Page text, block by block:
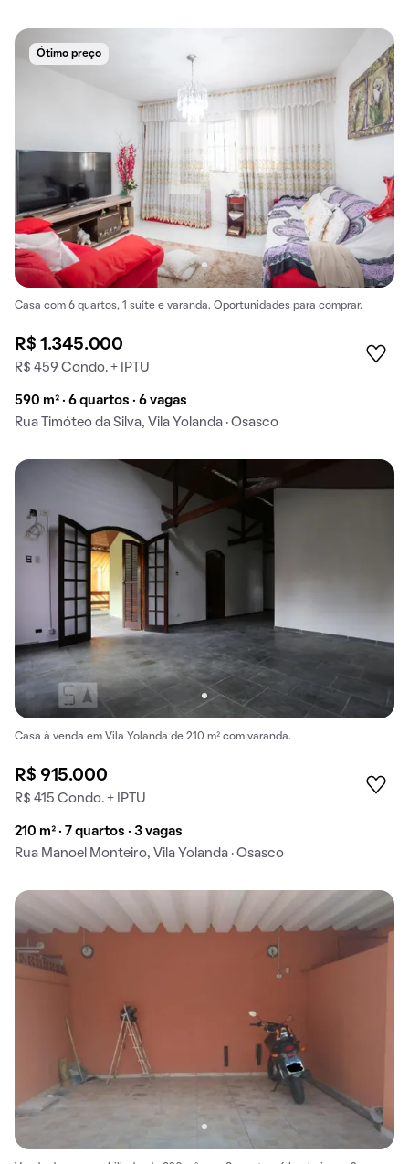
Ótimo preço
Casa com 6 quartos, 1 suíte e varanda. Oportunidades para comprar.
R$ 1.345.000
R$ 459 Condo. + IPTU
590 m² · 6 quartos · 6 vagas
Rua Timóteo da Silva, Vila Yolanda · Osasco
Casa à venda em Vila Yolanda de 210 m² com varanda.
R$ 915.000
R$ 415 Condo. + IPTU
210 m² · 7 quartos · 3 vagas
Rua Manoel Monteiro, Vila Yolanda · Osasco